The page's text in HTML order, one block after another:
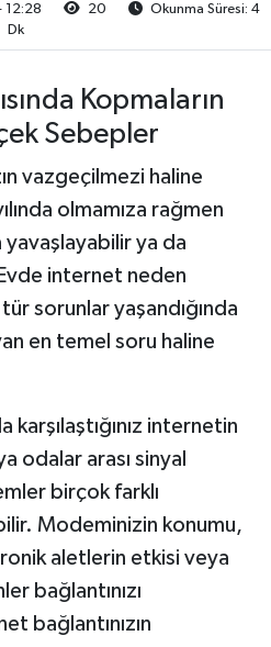
12:28 20
Okunma Süresi: 4
Dk
Kopmaların
Sebepler
vazgeçilmezi haline
olmamıza rağmen
ya da
internet neden
sorunlar yaşandığında
en temel soru haline
karşılaştığınız internetin
odalar arası sinyal
birçok farklı
Modeminizin konumu,
aletlerin etkisi veya
bağlantınızı
bağlantınızın